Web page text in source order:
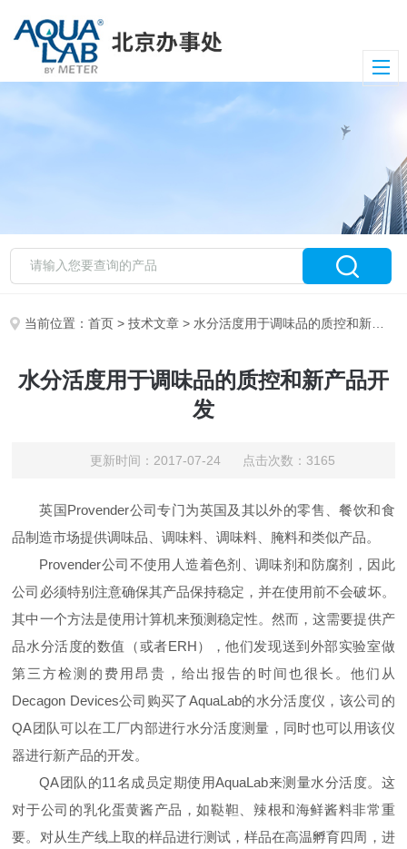
当前位置：首页 >技术文章 > 水分活度用于调味品的质控和新产品开发
水分活度用于调味品的质控和新产品开
发
更新时间：2017-07-24 点击次数：3165
英国Provender公司专门为英国及其以外的零售、餐饮和食
品制造市场提供调味品、调味料、调味料、腌料和类似产品。
Provender公司不使用人造着色剂、调味剂和防腐剂，因此
公司必须特别注意确保其产品保持稳定，并在使用前不会破坏。
其中一个方法是使用计算机来预测稳定性。然而，这需要提供产
品水分活度的数值（或者ERH），他们发现送到外部实验室做
第三方检测的费用昂贵，给出报告的时间也很长。他们从
Decagon Devices公司购买了AquaLab的水分活度仪，该公司的
QA团队可以在工厂内部进行水分活度测量，同时也可以用该仪
器进行新产品的开发。
QA团队的11名成员定期使用AquaLab来测量水分活度。这
对于公司的乳化蛋黄酱产品，如鞑靼、辣根和海鲜酱料非常重
要。对从生产线上取的样品进行测试，样品在高温孵育四周，进